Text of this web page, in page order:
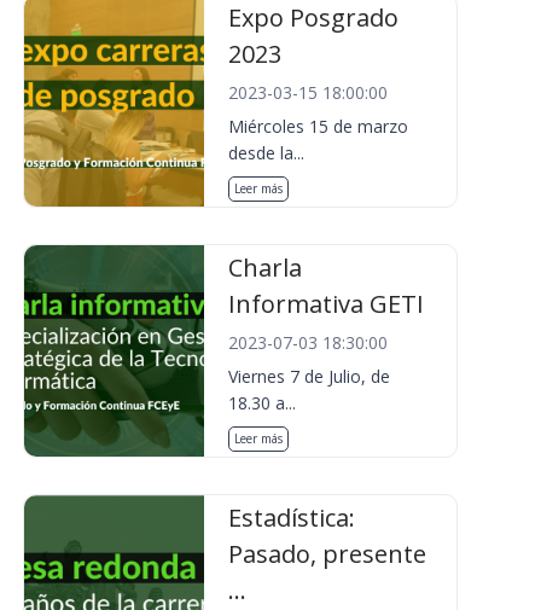
Expo Posgrado
2023
2023-03-15 18:00:00
Miércoles 15 de marzo
desde la...
Leer más
Charla
Informativa GETI
2023-07-03 18:30:00
Viernes 7 de Julio, de
18.30 a...
Leer más
Estadística:
Pasado, presente
...